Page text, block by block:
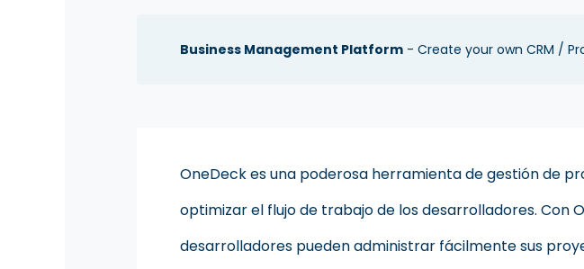
Business Management Platform - Create your own CRM /
OneDeck es una poderosa herramienta de gestión de
optimizar el flujo de trabajo de los desarrolladores. Con
desarrolladores pueden administrar fácilmente sus